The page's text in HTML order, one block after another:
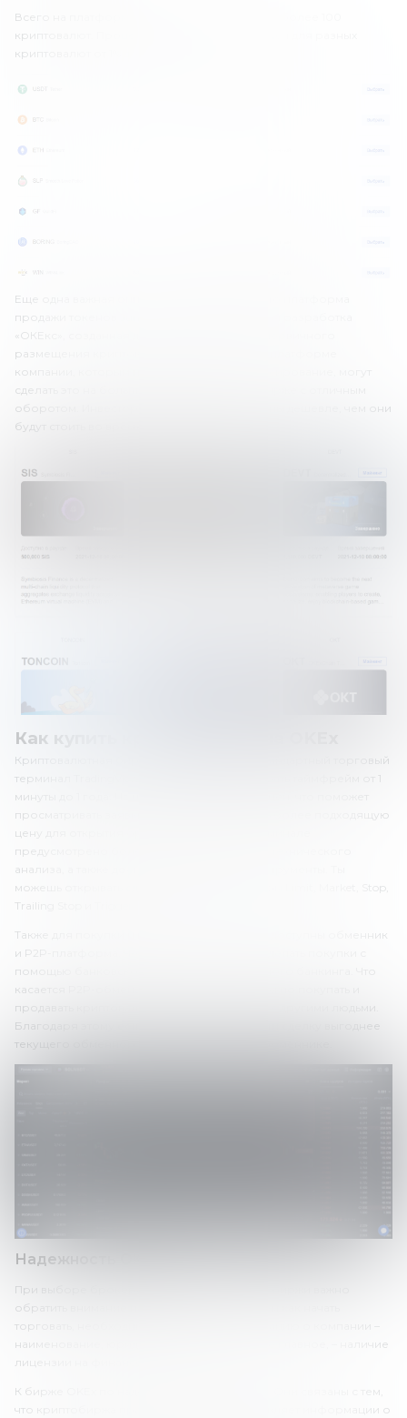
Всего на платформе для стейкинга доступно более 100
криптовалют. Процентные ставки варьируются для разных
криптовалют от 1% до 365% годовых.
Еще одна важная опция для инвесторов – это платформа
продажи токенов Jumpstart. Это собственная разработка
«ОКЕкс», созданная для проведения ICO – первичного
размещения криптовалют. Благодаря этой платформе
компании, которым нужно привлечь финансирование, могут
сделать это на большой криптовалютной бирже с отличным
оборотом. Инвесторы же могут купить токены дешевле, чем они
будут стоить во время торгов на бирже.
Как купить криптовалюту на OKEx
Криптовалютная биржа OKEx использует стандартный торговый
терминал TradingView. Трейдеры могут выбрать таймфрейм от 1
минуты до 1 года. На платформе есть стакан цен, что поможет
просматривать заявки трейдеров и выбрать более подходящую
цену для открытия ордера. В торговом терминале
предусмотрено более 30 индикаторов для технического
анализа, а также доступны графические инструменты. Ты
можешь открывать сделки, используя ордеры Limit, Market, Stop,
Trailing Stop и Trigger.
Также для покупки и продажи криптовалют доступны обменник
и P2P-платформа. Через обменник можно делать покупки с
помощью банковской карты или электронного банкинга. Что
касается P2P-обмена, через этот сервис можно покупать и
продавать криптовалюту, торгуя напрямую с другими людьми.
Благодаря этому есть возможность провести сделку выгоднее
текущего обменного курса на бирже или обменнике.
Надежность OKEx
При выборе брокера или криптовалютной биржи важно
обратить внимание на надежность. Перед тем как начать
торговать, необходимо проверить информацию о компании –
наименование, юридический адрес, и самое главное, – наличие
лицензии на финансовую деятельность.
К бирже OKEx по надежности есть вопросы. Они связаны с тем,
что криптобиржа практически не предоставляет информации о